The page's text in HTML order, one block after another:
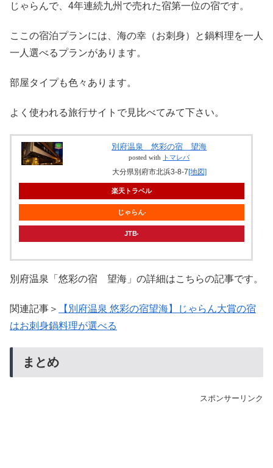
じゃらんで、4年連続九州で売れた宿第一位の宿です。
ここの宿泊プランには、海の幸（お刺身）と鍋料理を一人
一人選べるプランがあります。
部屋タイプも色々あります。
よく使われる旅行サイトで見比べてみて下さい。
別府温泉 悠彩の宿 望海
posted with トマレバ
大分県別府市北浜3-8-7[地図]
楽天トラベル
じゃらん
JTB
別府温泉「悠彩の宿 望海」の詳細はこちらの記事です。
関連記事＞
【別府温泉 悠彩の宿望海】じゃらん大賞の宿
はお刺身鍋料理が選べる
まとめ
スポンサーリンク